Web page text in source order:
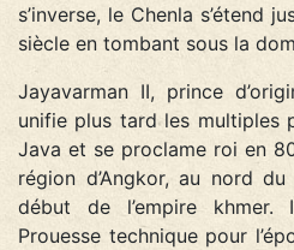
s’inverse, le Chenla s’étend
siècle en tombant sous la
Jayavarman II, prince
unifie plus tard les multiples
Java et se proclame roi en
région d’Angkor, au nord
début de l’empire khmer.
Prouesse technique pour